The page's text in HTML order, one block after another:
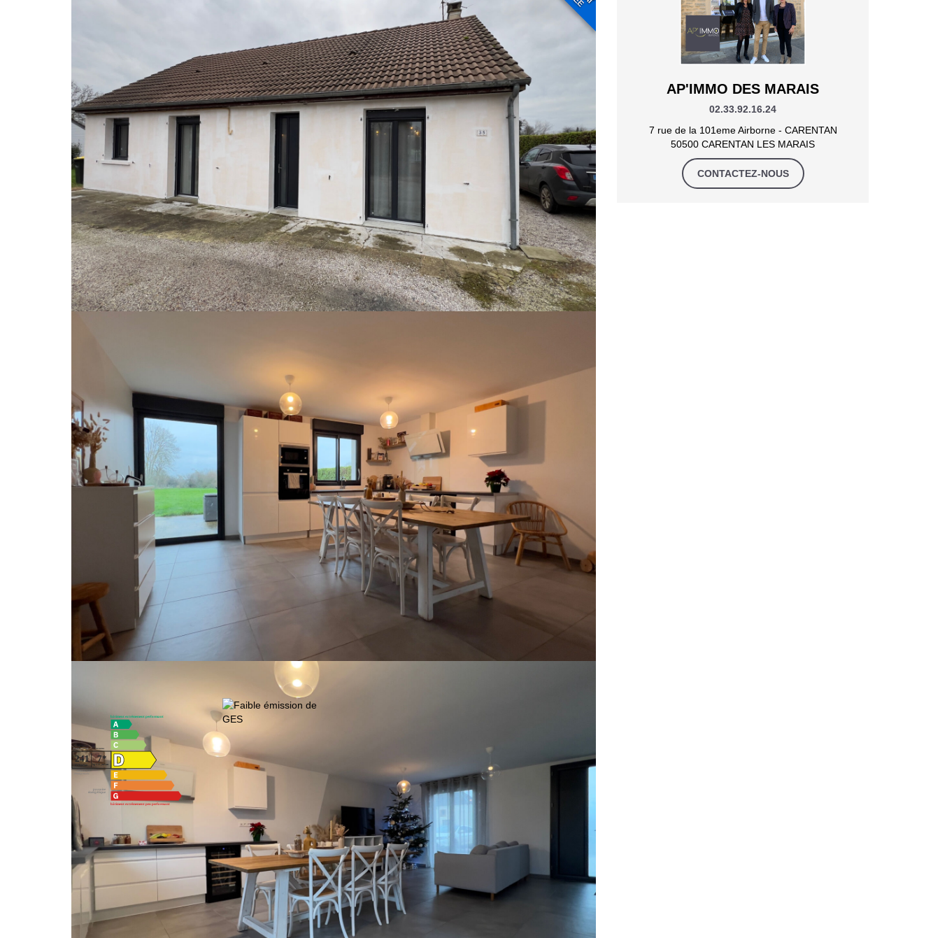
À quelques kilomètres de Carentan, sur la commune d'Auvers, découvrez cette ravissante maison de plain-pied
entièrement rénovée, prête à vous accueillir.
Dès l'entrée, vous serez séduit par une lumineuse et spacieuse pièce de vie. Ce bel espace regroupe le coin salon,
salle à manger et une cuisine moderne aménagée et équipée.
Un dégagement mène à la partie nuit, comprenant 3 chambres confortables, une salle d'eau fonctionnelle et un WC
À l'extérieur, un vaste terrain de 30a75ca s'offre à vous, agrémenté d'un garage et d'une dépendance qui viennent
parfaire ce bien.
À noter que la façade de ce bien sera entièrement refaite pour la vente, vous offrant ainsi un extérieur soigné et
moderne.
Les risques auxquels ce bien est exposé sont disponibles sur le site Géorisques : www.georisques.gouv.fr
Nos honoraires
Classes DPE/GES
Montant estimé des dépenses annuelles d'énergie pour un usage standard entre 1600€ et 2220€. Pour la date de
référence 01/01/2021.
Ce bien est soumis à un diagnostic ERP (État des Risques et Pollutions). Pour en savoir plus, rendez-
vous surhttps://www.georisques.gouv.fr/
AP'IMMO DES MARAIS
02.33.92.16.24
7 rue de la 101eme Airborne - CARENTAN
50500 CARENTAN LES MARAIS
CONTACTEZ-NOUS